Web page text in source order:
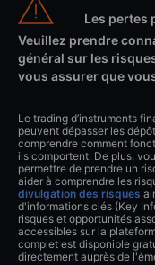
Les pertes
Veuillez prendre
général sur les
vous assurer que
Le trading d’instruments
peuvent dépasser les
comprendre comment
ils comportent. De plus,
permettre de prendre un
aider à comprendre les
divulgation des risques
d'informations clés (Key
risques et opportunités
accessibles sur la
complet est disponible
directement auprès de